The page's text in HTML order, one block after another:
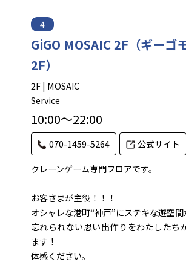
4
GiGO MOSAIC 2F（ギーゴ
2F）
2F | MOSAIC
Service
10:00～22:00
070-1459-5264 公式サイト
クレーンゲーム専門フロアです。
お客さまが主役！！！
オシャレな港町“神戸”にステキな遊空間
忘れられない思い出作りをわたしたち
ます！
体感ください。